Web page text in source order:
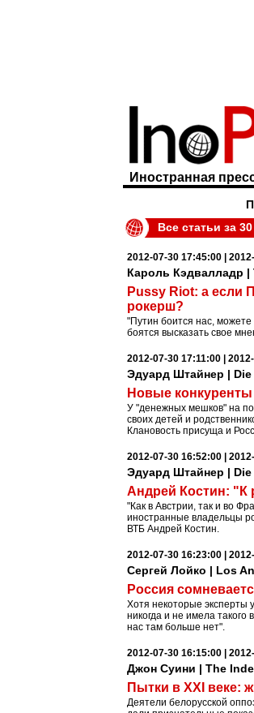
Иностранная
Все статьи за
2012-07-30 17:45:00 |
Кароль Кэдвалладр |
Pussy Riot: а если
рокерш?
"Путин боится нас, можете
боятся высказать свое
2012-07-30 17:11:00 |
Эдуард Штайнер | Die
Новые
У "денежных мешков" на
своих детей и
Клановость присуща и
2012-07-30 16:52:00 |
Эдуард Штайнер | Die
Андрей Костин: "К
"Как в Австрии, так и во
иностранные владельцы
ВТБ Андрей Костин.
2012-07-30 16:23:00 |
Сергей Лойко | Los
Россия
Хотя некоторые эксперты
никогда и не имела
нас там больше нет".
2012-07-30 16:15:00 |
Джон Суини | The
Пытки в XXI веке:
Деятели белорусской